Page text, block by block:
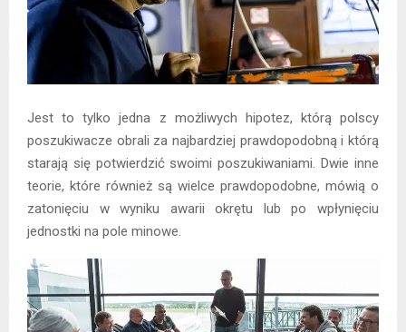
Jest to tylko jedna z możliwych hipotez, którą polscy
poszukiwacze obrali za najbardziej prawdopodobną i którą
starają się potwierdzić swoimi poszukiwaniami. Dwie inne
teorie, które również są wielce prawdopodobne, mówią o
zatonięciu w wyniku awarii okrętu lub po wpłynięciu
jednostki na pole minowe.